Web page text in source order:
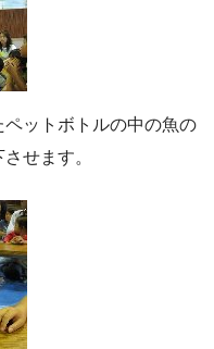
ットボトルの中の魚の
せます。